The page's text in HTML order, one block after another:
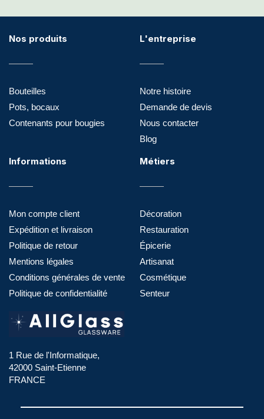
Nos produits
Bouteilles
Pots, bocaux
Contenants pour bougies
L'entreprise
Notre histoire
Demande de devis
Nous contacter
Blog
Informations
Mon compte client
Expédition et livraison
Politique de retour
Mentions légales
Conditions générales de vente
Politique de confidentialité
Métiers
Décoration
Restauration
Épicerie
Artisanat
Cosmétique
Senteur
1 Rue de l'Informatique,
42000 Saint-Etienne
FRANCE